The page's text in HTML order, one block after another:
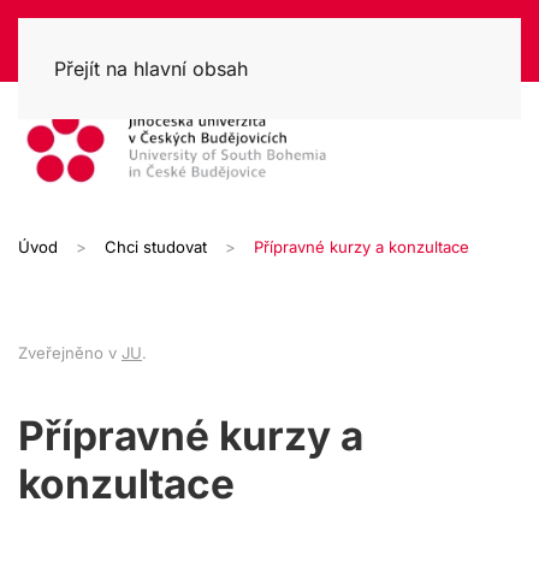
Přejít na hlavní obsah
Úvod Chci studovat Přípravné kurzy a konzultace
Zveřejněno v JU.
Přípravné kurzy a
konzultace